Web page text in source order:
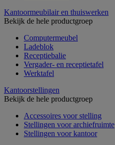
Kantoormeubilair en thuiswerken
Bekijk de hele productgroep
Computermeubel
Ladeblok
Receptiebalie
Vergader- en receptietafel
Werktafel
Kantoorstellingen
Bekijk de hele productgroep
Accessoires voor stelling
Stellingen voor archiefruimte
Stellingen voor kantoor